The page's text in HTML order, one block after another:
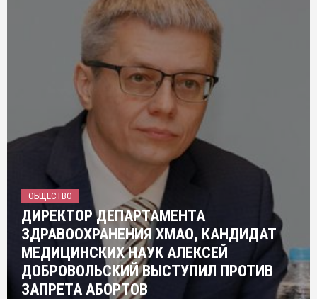
ОБЩЕСТВО
ДИРЕКТОР ДЕПАРТАМЕНТА
ЗДРАВООХРАНЕНИЯ ХМАО, КАНДИДАТ
МЕДИЦИНСКИХ НАУК АЛЕКСЕЙ
ДОБРОВОЛЬСКИЙ ВЫСТУПИЛ ПРОТИВ
ЗАПРЕТА АБОРТОВ